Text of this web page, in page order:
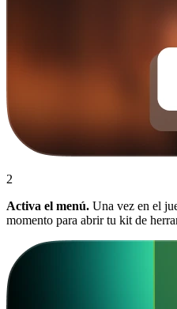
2
Activa el menú. Una vez en el
momento para abrir tu kit de